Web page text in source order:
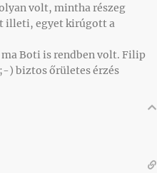
volt, mintha részeg
illeti, egyet kirúgott a
Boti is rendben volt. Filip
) biztos őrületes érzés